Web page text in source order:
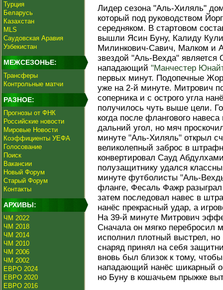
Турция
Беларусь
Казахстан
MLS
Саудовская Аравия
Узбекистан
МЕЖСЕЗОНЬЕ:
Трансферы
Контрольные матчи
РАЗНОЕ:
Прогнозы от ФНК
Российские новости
Мировые Новости
Коэффициенты УЕФА
Голосование
Поиск
Вакансии
Новый Форум
Старый Форум
Контакты
АРХИВЫ:
ЧМ 2022
ЧМ 2018
ЧМ 2014
ЧМ 2010
ЧМ 2006
ЧМ 2002
ЕВРО 2024
ЕВРО 2020
ЕВРО 2016
Лидер сезона "Аль-Хиляль"
который под руководством
середняком. В стартовом
вышли Ясин Буну, Калиду
Милинкович-Савич, Малком и
звездой "Аль-Вехда"
нападающий "Манчестер
первых минут. Подопечные
уже на 2-й минуте. Митрович
соперника и с острого угла
получилось чуть выше цели.
когда после флангового
дальний угол, но мяч
минуте "Аль-Хиляль" открыл
великолепный заброс в
конвертировал Сауд
полузащитнику удался
минуте футболисты "Аль-
фланге, Фесаль Фажр
затем последовал навес в
нанёс прекрасный удар, а
На 39-й минуте Митрович
Сначала он мягко перебросил
исполнил плотный выстрел,
снаряд принял на себя
вновь был близок к тому,
нападающий нанёс шикарный
но Буну в кошачьем прыжке